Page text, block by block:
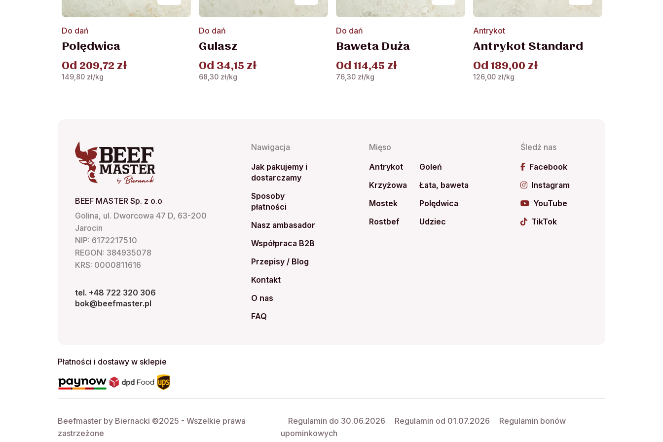
produkt
ma
wariantów.
Opcje
produktu
Do dań
Polędwica
Od 209,72 zł
149,80 zł/kg
produkt
ma
wariantów.
Opcje
Do dań
Gulasz
Od 34,15 zł
68,30 zł/kg
produkt
ma
wariantów.
Opcje
Do dań
Baweta Duża
Od 114,45 zł
76,30 zł/kg
produkt
ma
wariantów.
Opcje
Antrykot
Antrykot Standard
Od 189,00 zł
126,00 zł/kg
BEEF MASTER Sp. z o.o
Golina, ul. Dworcowa 47 D, 63-200
Jarocin
NIP: 6172217510
REGON: 384935078
KRS: 0000811616
tel. +48 722 320 306
bok@beefmaster.pl
Nawigacja
Jak pakujemy i
dostarczamy
Sposoby
płatności
Nasz ambasador
Współpraca B2B
Przepisy / Blog
Kontakt
O nas
FAQ
Mięso
Antrykot
Goleń
Krzyżowa
Łata, baweta
Mostek
Polędwica
Rostbef
Udziec
Śledź nas
Facebook
Instagram
YouTube
TikTok
Płatności i dostawy w sklepie
Beefmaster by Biernacki ©2025 - Wszelkie prawa
zastrzeżone
Regulamin do 30.06.2026 Regulamin od 01.07.2026
Regulamin bonów
upominkowych